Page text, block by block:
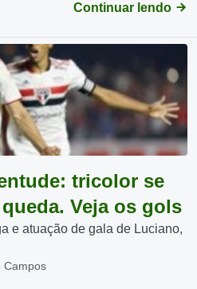
Continuar lendo
tricolor se
Veja os gols
e atuação de gala de Luciano,
Campos